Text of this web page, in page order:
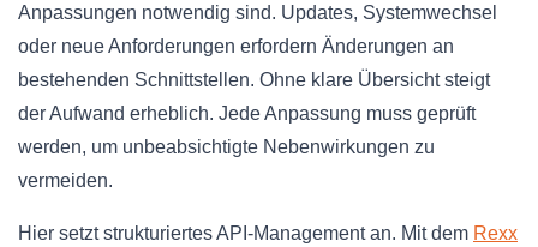
Anpassungen notwendig sind. Updates, Systemwechsel
oder neue Anforderungen erfordern Änderungen an
bestehenden Schnittstellen. Ohne klare Übersicht steigt
der Aufwand erheblich. Jede Anpassung muss geprüft
werden, um unbeabsichtigte Nebenwirkungen zu
vermeiden.
Hier setzt strukturiertes API-Management an. Mit dem Rexx